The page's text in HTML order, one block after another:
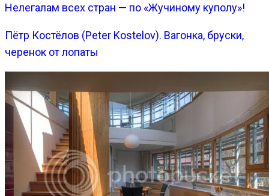
Нелегалам всех стран — по «Жучиному куполу»!
Пётр Костёлов (Peter Kostelov). Вагонка, бруски,
черенок от лопаты